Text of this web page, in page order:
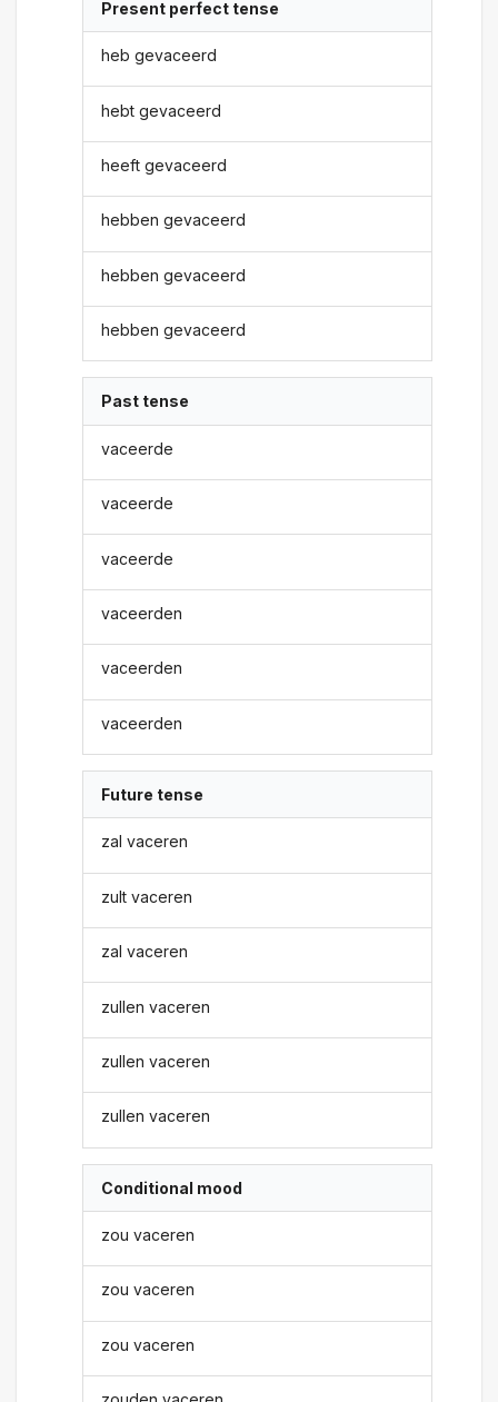
Present perfect tense
heb gevaceerd
hebt gevaceerd
heeft gevaceerd
hebben gevaceerd
hebben gevaceerd
hebben gevaceerd
Past tense
vaceerde
vaceerde
vaceerde
vaceerden
vaceerden
vaceerden
Future tense
zal vaceren
zult vaceren
zal vaceren
zullen vaceren
zullen vaceren
zullen vaceren
Conditional mood
zou vaceren
zou vaceren
zou vaceren